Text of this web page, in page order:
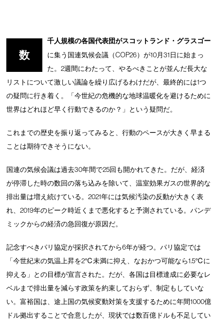
数
千人規模の各国代表団がスコットランド・グラスゴー
に集う国連気候会議（COP26）が10月31日に始まっ
た。2週間にわたって、やるべきことが並んだ長大な
リストについて激しい議論を繰り広げるわけだが、最終的には1つ
の疑問に行き着く。「今世紀の危機的な地球温暖化を避けるために
世界はどれほど早く行動できるのか？」という疑問だ。
これまでの歴史を振り返ってみると、行動のペースが大きく早まる
ことは期待できそうにない。
国連の気候会議は過去30年間で25回も開かれてきた。だが、経済
が停滞した時の数回の落ち込みを除いて、温室効果ガスの世界的な
排出量は増え続けている。2021年には気候汚染の反動が大きく表
れ、2019年のピーク時近くまで悪化すると予測されている。パンデ
ミックからの経済の急回復が原因だ。
記念すべきパリ協定が採択されてから6年が経つ。パリ協定では
「今世紀末の気温上昇を2℃未満に抑え、なおかつ可能なら1.5℃に
抑える」との目標が宣言された。だが、各国は目標達成に必要なレ
ベルまで排出量を減らす政策を約束しておらず、制定もしていな
い。富裕国は、途上国の気候変動対策を支援するために年間1000億
ドル拠出することで合意したが、現状では数百億ドルも不足してい